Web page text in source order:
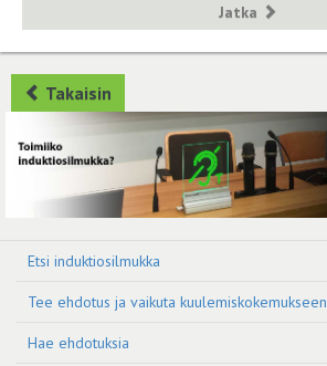
Jatka
Takaisin
Etsi induktiosilmukka
Tee ehdotus ja vaikuta kuulemiskokemukseen
Hae ehdotuksia